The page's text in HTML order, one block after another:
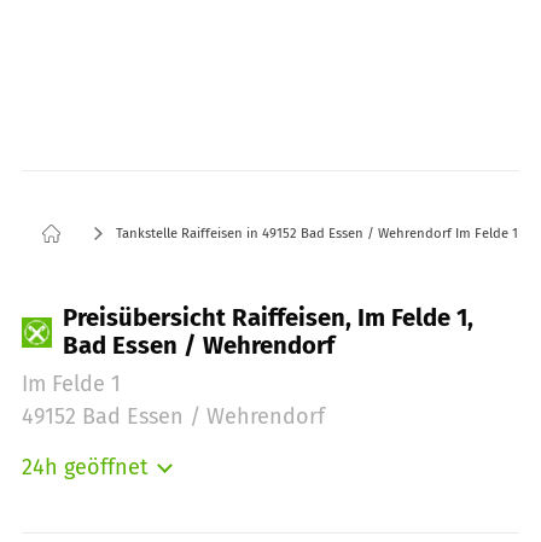
Tankstelle Raiffeisen in 49152 Bad Essen / Wehrendorf Im Felde 1
Preisübersicht Raiffeisen, Im Felde 1,
Bad Essen / Wehrendorf
Im Felde 1
49152 Bad Essen / Wehrendorf
24h geöffnet